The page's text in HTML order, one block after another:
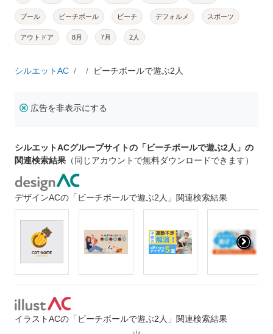
プール ビーチボール ビーチ デフォルメ スポーツ
アウトドア 8月 7月 2人
シルエットAC ビーチボールで遊ぶ2人
広告を非表示にする
シルエットACグループサイトの「ビーチボールで遊ぶ2人」の
関連検索結果 （同じアカウントで無料ダウンロードできます）
デザインACの「ビーチボールで遊ぶ2人」関連検索結果
イラストACの「ビーチボールで遊ぶ2人」関連検索結果